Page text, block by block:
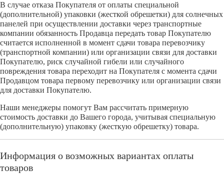
В случае отказа Покупателя от оплаты специальной
(дополнительной) упаковки (жесткой обрешетки) для солнечных
панелей при осуществлении доставки через транспортные
компании обязанность Продавца передать товар Покупателю
считается исполненной в момент сдачи товара перевозчику
(транспортной компании) или организации связи для доставки
Покупателю, риск случайной гибели или случайного
повреждения товара переходит на Покупателя с момента сдачи
Продавцом товара первому перевозчику или организации связи
для доставки Покупателю.
Наши менеджеры помогут Вам рассчитать примерную
стоимость доставки до Вашего города, учитывая специальную
(дополнительную) упаковку (жесткую обрешетку) товара.
Информация о возможных вариантах оплаты
товаров